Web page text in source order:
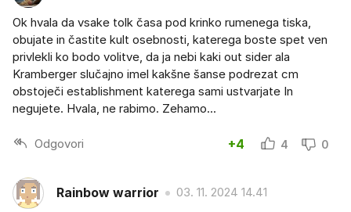
Ok hvala da vsake tolk časa pod krinko rumenega tiska,
obujate in častite kult osebnosti, katerega boste spet ven
privlekli ko bodo volitve, da ja nebi kaki out sider ala
Kramberger slučajno imel kakšne šanse podrezat cm
obstoječi establishment katerega sami ustvarjate In
negujete. Hvala, ne rabimo. Zehamo...
Odgovori +4 4 0
Rainbow warrior 03. 11. 2024 14.41